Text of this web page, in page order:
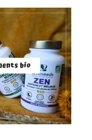
bio